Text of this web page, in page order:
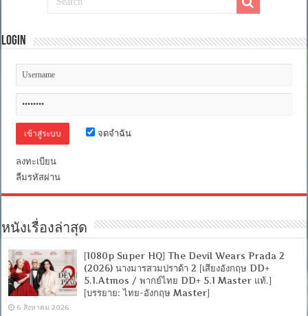
Login
จดจำฉัน
ลงทะเบียน
ลืมรหัสผ่าน
หนังเรื่องล่าสุด
[1080p Super HQ] The Devil Wears Prada 2
(2026) นางมารสวมปราด้า 2 [เสียงอังกฤษ DD+
5.1.Atmos / พากย์ไทย DD+ 5.1 Master แท้.]
[บรรยาย: ไทย-อังกฤษ Master]
6 สิงหาคม 2026